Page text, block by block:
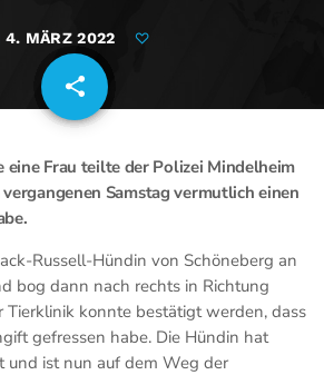
4. MÄRZ 2022
share
email
eine Frau teilte der Polizei Mindelheim
Samstag vermutlich einen
Russell-Hündin von Schöneberg an
bog dann nach rechts in Richtung
Tierklinik konnte bestätigt werden, dass
gefressen habe. Die Hündin hat
und ist nun auf dem Weg der